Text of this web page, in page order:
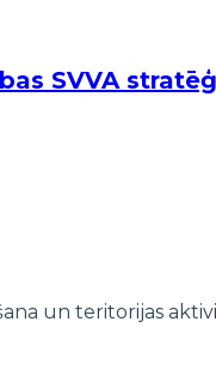
SVVA
un teritorijas